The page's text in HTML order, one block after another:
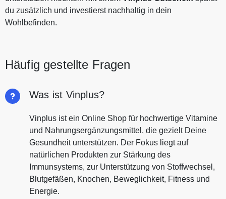
du zusätzlich und investierst nachhaltig in dein
Wohlbefinden.
Häufig gestellte Fragen
Was ist Vinplus?
Vinplus ist ein Online Shop für hochwertige Vitamine
und Nahrungsergänzungsmittel, die gezielt Deine
Gesundheit unterstützen. Der Fokus liegt auf
natürlichen Produkten zur Stärkung des
Immunsystems, zur Unterstützung von Stoffwechsel,
Blutgefäßen, Knochen, Beweglichkeit, Fitness und
Energie.